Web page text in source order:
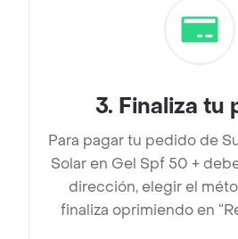
3. Finaliza tu
Para pagar tu pedido de
Solar en Gel Spf 50 +
dirección, elegir el
finaliza oprimiendo en